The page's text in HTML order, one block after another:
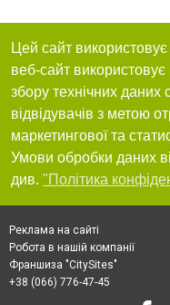
Цей сайт
веб-сайт використовує
збору технічних даних
відвідувачів з метою
маркетингової та
Умови обробки даних
див. "Політика
Реклама на сайті
Робота в нашій компанії
Франшиза "CitySites"
+38 (066) 776-47-45